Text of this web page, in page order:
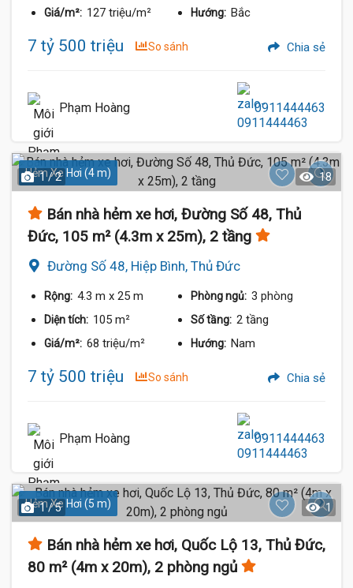
Giá/m²: 127 triệu/m² Hướng: Bắc
7 tỷ 500 triệu So sánh Chia sẻ
Phạm Hoàng 0911444463
Hẻm Xe Hơi (4 m)
1 / 2 18
Bán nhà hẻm xe hơi, Đường Số 48, Thủ
Đức, 105 m² (4.3m x 25m), 2 tầng
Đường Số 48, Hiệp Bình, Thủ Đức
Rộng: 4.3 m x 25 m Phòng ngủ: 3 phòng
Diện tích: 105 m² Số tầng: 2 tầng
Giá/m²: 68 triệu/m² Hướng: Nam
7 tỷ 500 triệu So sánh Chia sẻ
Phạm Hoàng 0911444463
Hẻm Xe Hơi (5 m)
1 / 5 1
Bán nhà hẻm xe hơi, Quốc Lộ 13, Thủ Đức,
80 m² (4m x 20m), 2 phòng ngủ